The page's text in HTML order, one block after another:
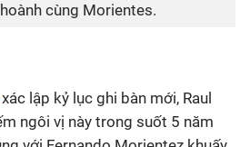
cùng Morientes.
xác lập kỷ lục ghi bàn mới, Raul
ngôi vị này trong suốt 5 năm